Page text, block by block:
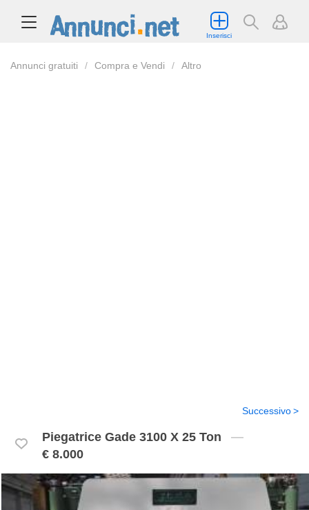
Inserisci
Annunci gratuiti Compra e Vendi Altro
Piegatrice Gade 3100 X 25 Ton
€ 8.000
Successivo